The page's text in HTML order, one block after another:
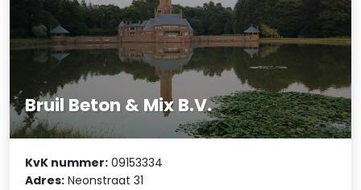
Bruil Beton & Mix B.V.
KvK nummer: 09153334
Adres: Neonstraat 31